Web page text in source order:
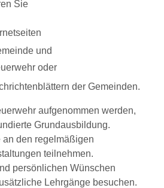
Sie
und
oder
der Gemeinden.
aufgenommen werden,
Grundausbildung.
den regelmäßigen
teilnehmen.
persönlichen Wünschen
Lehrgänge besuchen.